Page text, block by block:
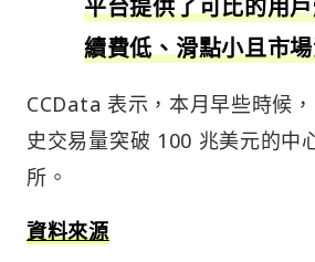
平台提供了可比的用
續費低、滑點小且市
CCData 表示，本月早些時候
史交易量突破 100 兆美元的中
所。
資料來源